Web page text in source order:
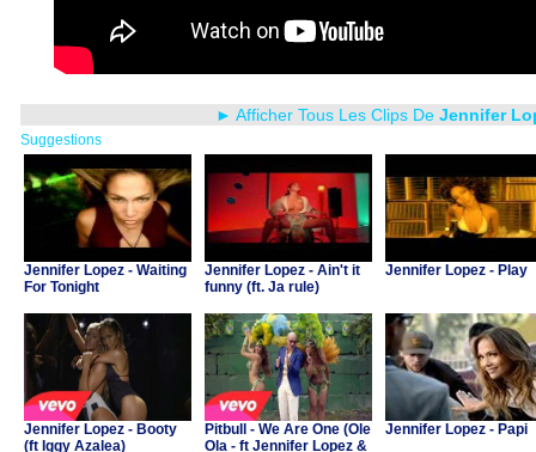
► Afficher Tous Les Clips De Jennifer
Suggestions
Jennifer Lopez - Waiting
For Tonight
Jennifer Lopez - Ain't it
funny (ft. Ja rule)
Jennifer Lopez - Play
Jennifer Lopez - Booty
(ft Iggy Azalea)
Pitbull - We Are One (Ole
Ola - ft Jennifer Lopez &
Jennifer Lopez - Papi